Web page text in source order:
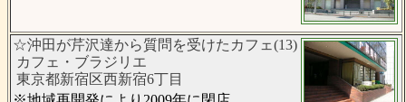
☆沖田が芹沢達から質問を受けたカフェ(13)
カフェ・ブラジリエ
東京都新宿区西新宿6丁目